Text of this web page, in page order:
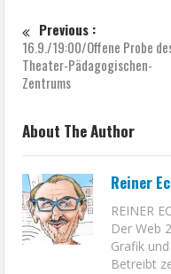
Previous :
16.9./19:00/Offene Probe
Theater-Pädagogischen-
Zentrums
About The Author
Reiner
REINER
Der Web
Grafik
Betreibt